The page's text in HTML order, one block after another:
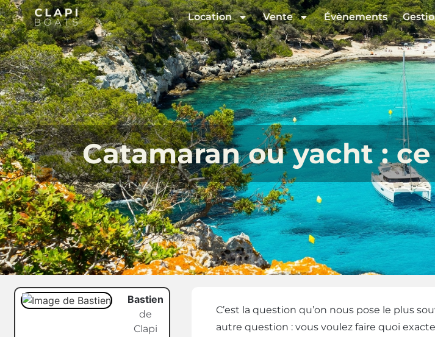
Location Vente Évènements
Catamaran ou yacht :
Bastien
de
Clapi
C’est la question qu’on nous pose le plus
autre question : vous voulez faire quoi